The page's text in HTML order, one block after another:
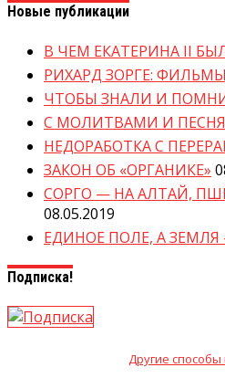
Новые публикации
В ЧЕМ ЕКАТЕРИНА II
РИХАРД ЗОРГЕ:
ЧТОБЫ ЗНАЛИ И
С МОЛИТВАМИ И
НЕДОРАБОТКА С
ЗАКОН ОБ «ОРГАНИКЕ»
СОРГО — НА АЛТАЙ,
08.05.2019
ЕДИНОЕ ПОЛЕ, А ЗЕМЛЯ
Подписка!
Другие способы